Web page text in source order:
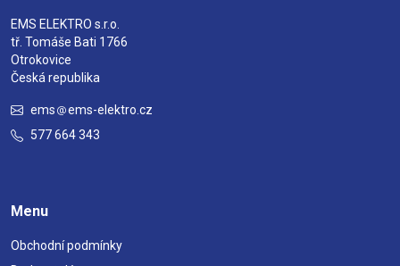
EMS ELEKTRO s.r.o.
tř. Tomáše Bati 1766
Otrokovice
Česká republika
ems
ems-elektro.cz
577 664 343
Menu
Obchodní podmínky